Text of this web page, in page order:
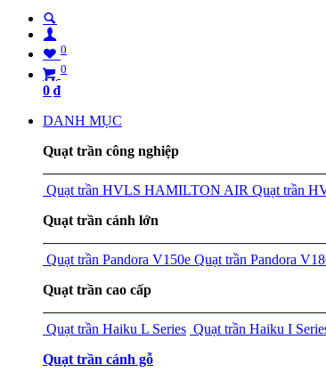
0
0
0 ₫
DANH MỤC
Quạt trần công nghiệp
Quạt trần HVLS HAMILTON AIR Quạt trần
Quạt trần cánh lớn
Quạt trần Pandora V150e Quạt trần Pandora
Quạt trần cao cấp
Quạt trần Haiku L Series Quạt trần Haiku I
Quạt trần cánh gỗ